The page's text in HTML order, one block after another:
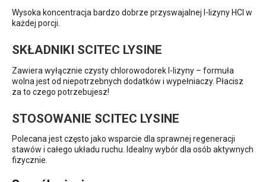
Wysoka koncentracja bardzo dobrze przyswajalnej l-lizyny HCl w
każdej porcji.
SKŁADNIKI SCITEC LYSINE
Zawiera wyłącznie czysty chlorowodorek l-lizyny – formuła
wolna jest od niepotrzebnych dodatków i wypełniaczy. Płacisz
za to czego potrzebujesz!
STOSOWANIE SCITEC LYSINE
Polecana jest często jako wsparcie dla sprawnej regeneracji
stawów i całego układu ruchu. Idealny wybór dla osób aktywnych
fizycznie.